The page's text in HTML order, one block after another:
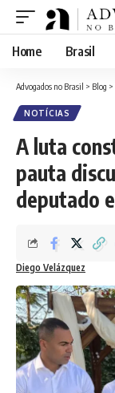
Home Brasil
Advogados no Brasil > Blog >
NOTÍCIAS
A luta
pauta
deputado
Diego Velázquez